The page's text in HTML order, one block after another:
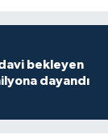
bekleyen
dayandı